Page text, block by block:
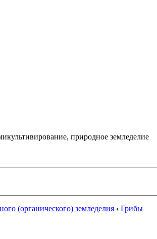
природное земледелие
(органического) земледелия ‹ Грибы